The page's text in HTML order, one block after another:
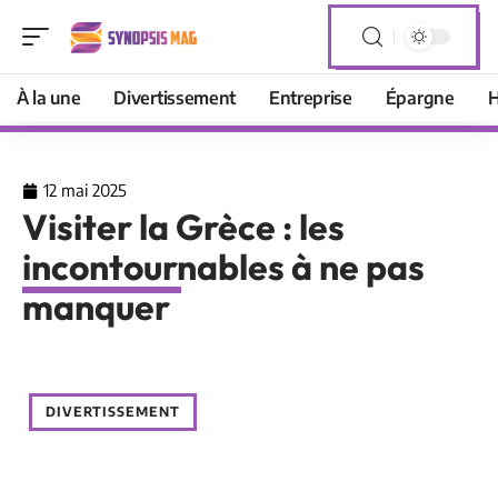
À la une Divertissement Entreprise Épargne
12 mai 2025
Visiter la Grèce : les
incontournables à ne pas
manquer
DIVERTISSEMENT